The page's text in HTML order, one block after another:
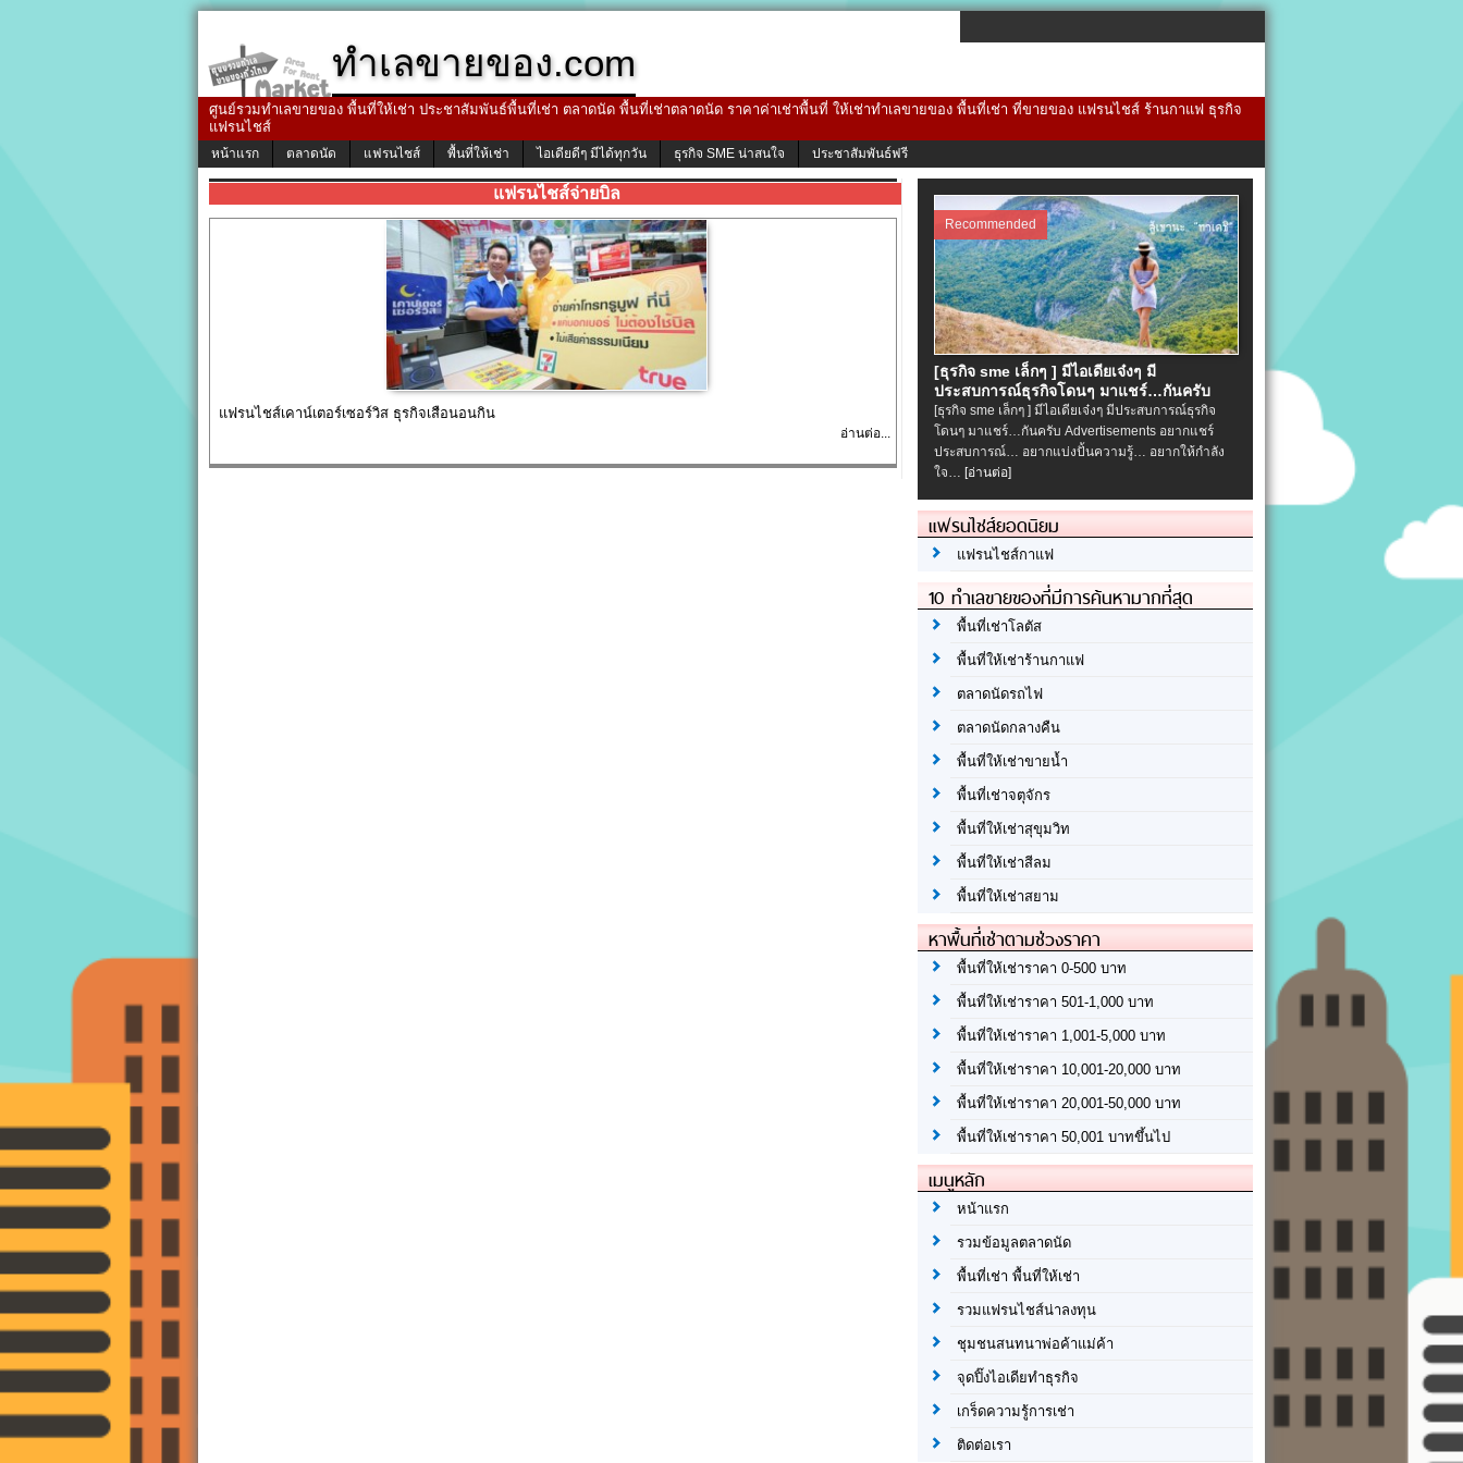
ทำเลขายของ.com
ศูนย์รวมทำเลขายของ พื้นที่ให้เช่า ประชาสัมพันธ์พื้นที่เช่า ตลาดนัด พื้นที่เช่าตลาดนัด ราคาค่าเช่าพื้นที่ ให้เช่าทำเลขายของ พื้นที่เช่า ที่ขายของ แฟรนไชส์ ร้านกาแฟ ธุรกิจ
แฟรนไชส์
หน้าแรก ตลาดนัด แฟรนไชส์ พื้นที่ให้เช่า ไอเดียดีๆ มีได้ทุกวัน ธุรกิจ SME น่าสนใจ ประชาสัมพันธ์ฟรี
แฟรนไชส์จ่ายบิล
แฟรนไชส์เคาน์เตอร์เซอร์วิส ธุรกิจเสือนอนกิน
อ่านต่อ...
Recommended
[ธุรกิจ sme เล็กๆ ] มีไอเดียเจ๋งๆ มี
ประสบการณ์ธุรกิจโดนๆ มาแชร์…กันครับ
[ธุรกิจ sme เล็กๆ ] มีไอเดียเจ๋งๆ มีประสบการณ์ธุรกิจ
โดนๆ มาแชร์…กันครับ Advertisements อยากแชร์
ประสบการณ์… อยากแบ่งปั้นความรู้… อยากให้กำลัง
ใจ… [อ่านต่อ]
แฟรนไชส์ยอดนิยม
แฟรนไชส์กาแฟ
10 ทำเลขายของที่มีการค้นหามากที่สุด
พื้นที่เช่าโลตัส
พื้นที่ให้เช่าร้านกาแฟ
ตลาดนัดรถไฟ
ตลาดนัดกลางคืน
พื้นที่ให้เช่าขายน้ำ
พื้นที่เช่าจตุจักร
พื้นที่ให้เช่าสุขุมวิท
พื้นที่ให้เช่าสีลม
พื้นที่ให้เช่าสยาม
หาพื้นที่เช่าตามช่วงราคา
พื้นที่ให้เช่าราคา 0-500 บาท
พื้นที่ให้เช่าราคา 501-1,000 บาท
พื้นที่ให้เช่าราคา 1,001-5,000 บาท
พื้นที่ให้เช่าราคา 10,001-20,000 บาท
พื้นที่ให้เช่าราคา 20,001-50,000 บาท
พื้นที่ให้เช่าราคา 50,001 บาทขึ้นไป
เมนูหลัก
หน้าแรก
รวมข้อมูลตลาดนัด
พื้นที่เช่า พื้นที่ให้เช่า
รวมแฟรนไชส์น่าลงทุน
ชุมชนสนทนาพ่อค้าแม่ค้า
จุดปิ๊งไอเดียทำธุรกิจ
เกร็ดความรู้การเช่า
ติดต่อเรา